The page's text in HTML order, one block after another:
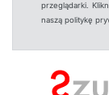
przeglądarki.
naszą politykę